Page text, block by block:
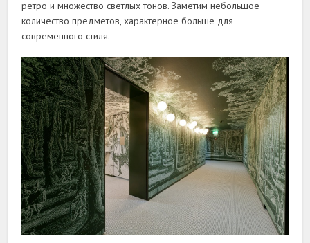
ретро и множество светлых тонов. Заметим небольшое
количество предметов, характерное больше для
современного стиля.